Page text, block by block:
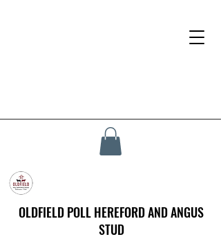
OLDFIELD POLL HEREFORD AND ANGUS
STUD